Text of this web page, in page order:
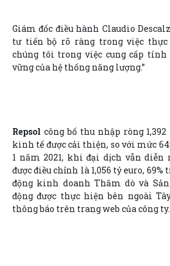
Giám đốc điều hành Claudio
tư tiến bộ rõ ràng trong việc
chúng tôi trong việc cung cấp
vững của hệ thống năng lượng.”
Repsol công bố thu nhập ròng
kinh tế được cải thiện, so với mức
1 năm 2021, khi đại dịch vẫn diễn
được điều chỉnh là 1,056 tỷ euro, 69%
động kinh doanh Thăm dò và
động được thực hiện bên ngoài
thông báo trên trang web của công ty.